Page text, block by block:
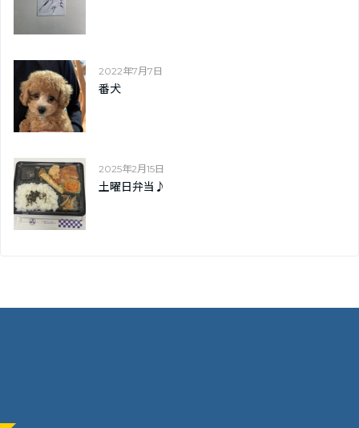
2022年7月7日
番犬
2025年2月15日
土曜日弁当♪